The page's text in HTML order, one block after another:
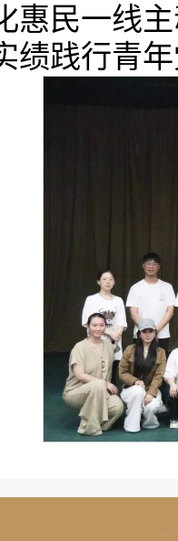
惠民一线
绩践行青